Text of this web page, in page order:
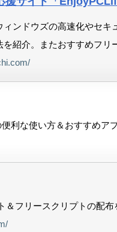
ンドウズの高速化やセキ
紹介。またおすすめフリ
利な使い方＆おすすめア
＆フリースクリプトの配布